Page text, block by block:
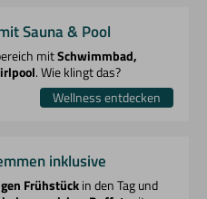
Sauna & Pool
mitSchwimmbad,
. Wie klingt das?
Wellness entdecken
inklusive
Frühstückin den Tag und